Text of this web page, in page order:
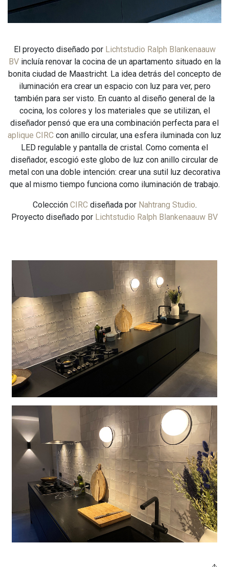
El proyecto diseñado por Lichtstudio Ralph Blankenaauw
BVincluía renovar la cocina de un apartamento situado en la
bonita ciudad de Maastricht. La idea detrás del concepto de
iluminación era crear un espacio con luz para ver, pero
también para ser visto. En cuanto al diseño general de la
cocina, los colores y los materiales que se utilizan, el
diseñador pensó que era una combinación perfecta para el
aplique CIRC con anillo circular, una esfera iluminada con luz
LED regulable y pantalla de cristal. Como comenta el
diseñador, escogió este globo de luz con anillo circular de
metal con una doble intención: crear una sutil luz decorativa
que al mismo tiempo funciona como iluminación de trabajo.
Colección CIRCdiseñada por Nahtrang Studio.
Proyecto diseñado por Lichtstudio Ralph Blankenaauw BV